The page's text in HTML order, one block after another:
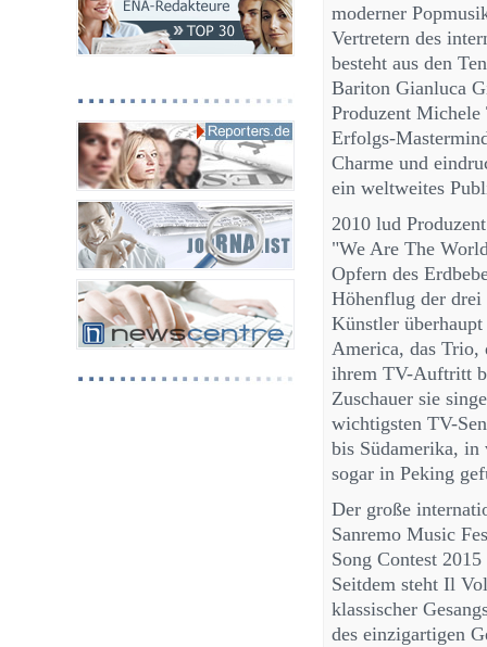
moderner
Vertretern des
besteht aus den
Bariton Gianluca
Produzent
Erfolgs-
Charme und
ein weltweites
2010 lud
"We Are The
Opfern des
Höhenflug der drei
Künstler
America, das Trio,
ihrem TV-Auftritt
Zuschauer sie
wichtigsten TV-
bis Südamerika, in
sogar in Peking
Der große
Sanremo Music
Song Contest
Seitdem steht Il
klassischer
des einzigartigen